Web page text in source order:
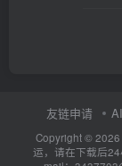
友链申请
Copyright © 2026
运，请在下载后